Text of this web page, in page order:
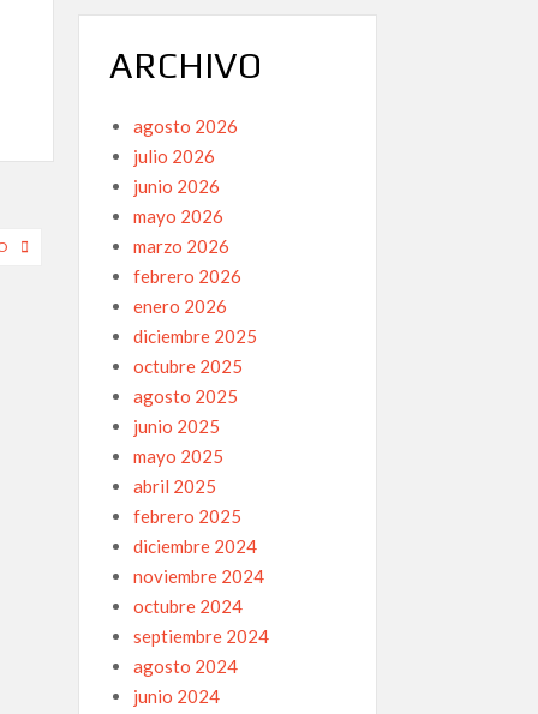
ARCHIVO
agosto 2026
julio 2026
junio 2026
mayo 2026
marzo 2026
febrero 2026
enero 2026
diciembre 2025
octubre 2025
agosto 2025
junio 2025
mayo 2025
abril 2025
febrero 2025
diciembre 2024
noviembre 2024
octubre 2024
septiembre 2024
agosto 2024
junio 2024